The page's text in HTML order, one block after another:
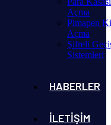
Açma
Pimapen
Açma
Şifreli
Sistemleri
HABERLER
İLETIŞIM